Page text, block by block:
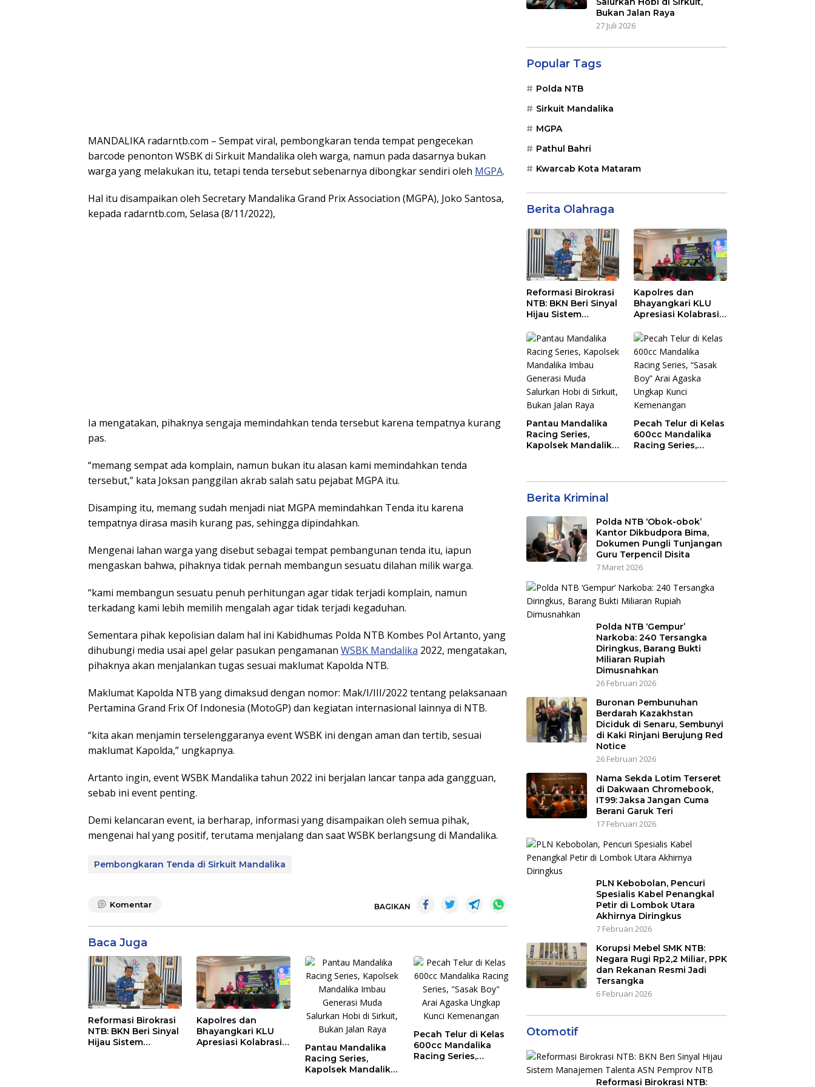
MANDALIKA radarntb.com – Sempat viral, pembongkaran tenda tempat pengecekan
barcode penonton WSBK di Sirkuit Mandalika oleh warga, namun pada dasarnya bukan
warga yang melakukan itu, tetapi tenda tersebut sebenarnya dibongkar sendiri oleh MGPA.
Hal itu disampaikan oleh Secretary Mandalika Grand Prix Association (MGPA), Joko Santosa,
kepada radarntb.com, Selasa (8/11/2022),
Ia mengatakan, pihaknya sengaja memindahkan tenda tersebut karena tempatnya kurang
pas.
“memang sempat ada komplain, namun bukan itu alasan kami memindahkan tenda
tersebut,” kata Joksan panggilan akrab salah satu pejabat MGPA itu.
Disamping itu, memang sudah menjadi niat MGPA memindahkan Tenda itu karena
tempatnya dirasa masih kurang pas, sehingga dipindahkan.
Mengenai lahan warga yang disebut sebagai tempat pembangunan tenda itu, iapun
mengaskan bahwa, pihaknya tidak pernah membangun sesuatu dilahan milik warga.
“kami membangun sesuatu penuh perhitungan agar tidak terjadi komplain, namun
terkadang kami lebih memilih mengalah agar tidak terjadi kegaduhan.
Sementara pihak kepolisian dalam hal ini Kabidhumas Polda NTB Kombes Pol Artanto, yang
dihubungi media usai apel gelar pasukan pengamanan WSBK Mandalika 2022, mengatakan,
pihaknya akan menjalankan tugas sesuai maklumat Kapolda NTB.
Maklumat Kapolda NTB yang dimaksud dengan nomor: Mak/I/III/2022 tentang pelaksanaan
Pertamina Grand Frix Of Indonesia (MotoGP) dan kegiatan internasional lainnya di NTB.
“kita akan menjamin terselenggaranya event WSBK ini dengan aman dan tertib, sesuai
maklumat Kapolda,” ungkapnya.
Artanto ingin, event WSBK Mandalika tahun 2022 ini berjalan lancar tanpa ada gangguan,
sebab ini event penting.
Demi kelancaran event, ia berharap, informasi yang disampaikan oleh semua pihak,
mengenai hal yang positif, terutama menjalang dan saat WSBK berlangsung di Mandalika.
Pembongkaran Tenda di Sirkuit Mandalika
Komentar BAGIKAN
Baca Juga
Reformasi Birokrasi
NTB: BKN Beri Sinyal
Hijau Sistem
Kapolres dan
Bhayangkari KLU
Apresiasi Kolabrasi
Pantau Mandalika
Racing Series,
Kapolsek Mandalika
Pecah Telur di Kelas
600cc Mandalika
Racing Series,
Bukan Jalan Raya
27 Juli 2026
Popular Tags
Polda NTB
Sirkuit Mandalika
MGPA
Pathul Bahri
Kwarcab Kota Mataram
Berita Olahraga
Reformasi Birokrasi
NTB: BKN Beri Sinyal
Hijau Sistem
ASN Pemprov NTB
Kapolres dan
Bhayangkari KLU
Apresiasi Kolabrasi
Unram, UIN dan Un
45 Ubah Sampah
Jadi Rupiah
Pantau Mandalika
Racing Series,
Kapolsek Mandalika
Pecah Telur di Kelas
600cc Mandalika
Racing Series,
Berita Kriminal
Polda NTB ‘Obok-obok’
Kantor Dikbudpora Bima,
Dokumen Pungli Tunjangan
Guru Terpencil Disita
7 Maret 2026
Polda NTB ‘Gempur’
Narkoba: 240 Tersangka
Diringkus, Barang Bukti
Miliaran Rupiah
Dimusnahkan
26 Februari 2026
Buronan Pembunuhan
Berdarah Kazakhstan
Diciduk di Senaru, Sembunyi
di Kaki Rinjani Berujung Red
Notice
26 Februari 2026
Nama Sekda Lotim Terseret
di Dakwaan Chromebook,
IT99: Jaksa Jangan Cuma
Berani Garuk Teri
17 Februari 2026
PLN Kebobolan, Pencuri
Spesialis Kabel Penangkal
Petir di Lombok Utara
Akhirnya Diringkus
7 Februari 2026
Korupsi Mebel SMK NTB:
Negara Rugi Rp2,2 Miliar, PPK
dan Rekanan Resmi Jadi
Tersangka
6 Februari 2026
Otomotif
Reformasi Birokrasi NTB: